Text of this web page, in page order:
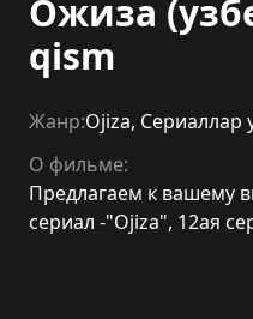
Ожиза
qism
Жанр:Ojiza, Сериаллар
О фильме:
Предлагаем к вашему
сериал -"Ojiza", 12ая